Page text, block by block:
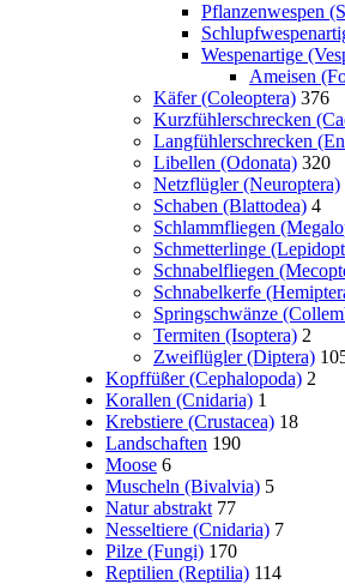
Pflanzenwespen
Wespenartige
Ameisen
Käfer (Coleoptera) 376
Kurzfühlerschrecken
Langfühlerschrecken
Libellen (Odonata) 320
Netzflügler (Neuroptera)
Schaben (Blattodea) 4
Schlammfliegen
Schmetterlinge
Schnabelfliegen
Schnabelkerfe
Springschwänze
Termiten (Isoptera) 2
Zweiflügler (Diptera)
Kopffüßer (Cephalopoda) 2
Korallen (Cnidaria) 1
Krebstiere (Crustacea) 18
Landschaften 190
Moose 6
Muscheln (Bivalvia) 5
Natur abstrakt 77
Nesseltiere (Cnidaria) 7
Pilze (Fungi) 170
Reptilien (Reptilia) 114